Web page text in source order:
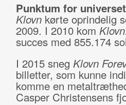
Punktum for universet
Klovnkørte oprindelig
2009. I 2010 kom
succes med 855.174
I 2015 sneg Klovn
billetter, som kunne
komme en
Casper Christensens